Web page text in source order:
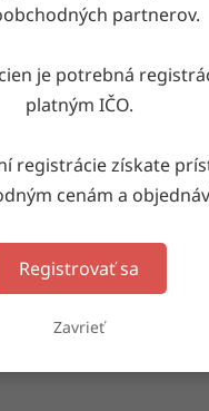
partnerov.
je potrebná
platným IČO.
registrácie získate
cenám a
Registrovať sa
Zavrieť